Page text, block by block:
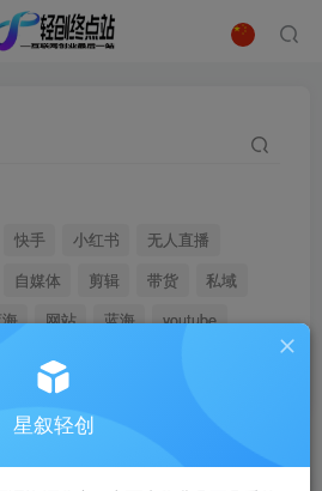
快手 小红书
无人直播
自媒体 剪辑 带货
私域
网站 蓝海
youtube
星叙轻创